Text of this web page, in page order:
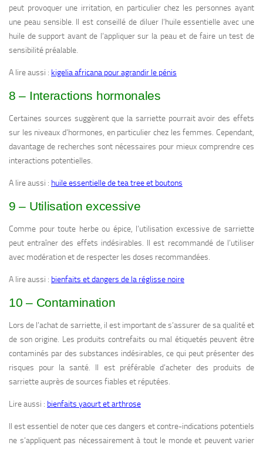
peut provoquer une irritation, en particulier chez les personnes ayant
une peau sensible. Il est conseillé de diluer l’huile essentielle avec une
huile de support avant de l’appliquer sur la peau et de faire un test de
sensibilité préalable.
A lire aussi : kigelia africana pour agrandir le pénis
8 – Interactions hormonales
Certaines sources suggèrent que la sarriette pourrait avoir des effets
sur les niveaux d’hormones, en particulier chez les femmes. Cependant,
davantage de recherches sont nécessaires pour mieux comprendre ces
interactions potentielles.
A lire aussi : huile essentielle de tea tree et boutons
9 – Utilisation excessive
Comme pour toute herbe ou épice, l’utilisation excessive de sarriette
peut entraîner des effets indésirables. Il est recommandé de l’utiliser
avec modération et de respecter les doses recommandées.
A lire aussi : bienfaits et dangers de la réglisse noire
10 – Contamination
Lors de l’achat de sarriette, il est important de s’assurer de sa qualité et
de son origine. Les produits contrefaits ou mal étiquetés peuvent être
contaminés par des substances indésirables, ce qui peut présenter des
risques pour la santé. Il est préférable d’acheter des produits de
sarriette auprès de sources fiables et réputées.
Lire aussi : bienfaits yaourt et arthrose
Il est essentiel de noter que ces dangers et contre-indications potentiels
ne s’appliquent pas nécessairement à tout le monde et peuvent varier